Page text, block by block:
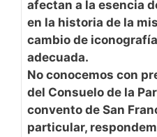
afectan a la esencia
en la historia de la
cambio de
adecuada.
No conocemos con
del Consuelo de la
convento de San
particular,